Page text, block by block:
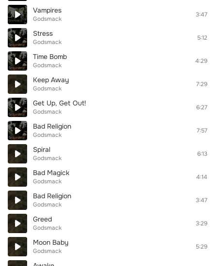
Vampires
Godsmack
3:47
Stress
Godsmack
5:12
Time Bomb
Godsmack
4:29
Keep Away
Godsmack
7:29
Get Up, Get Out!
Godsmack
6:27
Bad Religion
Godsmack
7:57
Spiral
Godsmack
6:13
Bad Magick
Godsmack
4:14
Bad Religion
Godsmack
3:47
Greed
Godsmack
3:29
Moon Baby
Godsmack
5:29